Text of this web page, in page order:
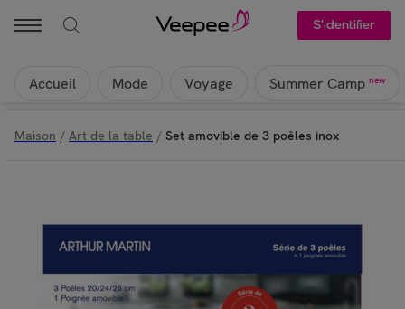
S'identifier
Accueil Mode Voyage Summer Camp new
Maison / Art de la table / Set amovible de 3 poêles inox